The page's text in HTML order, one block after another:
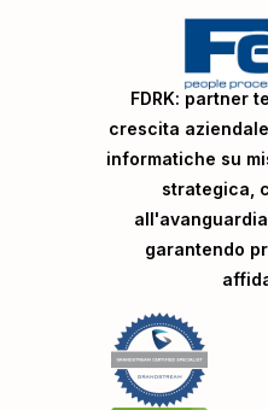
FDRK: partner
crescita
informatiche su
strategica,
garantendo